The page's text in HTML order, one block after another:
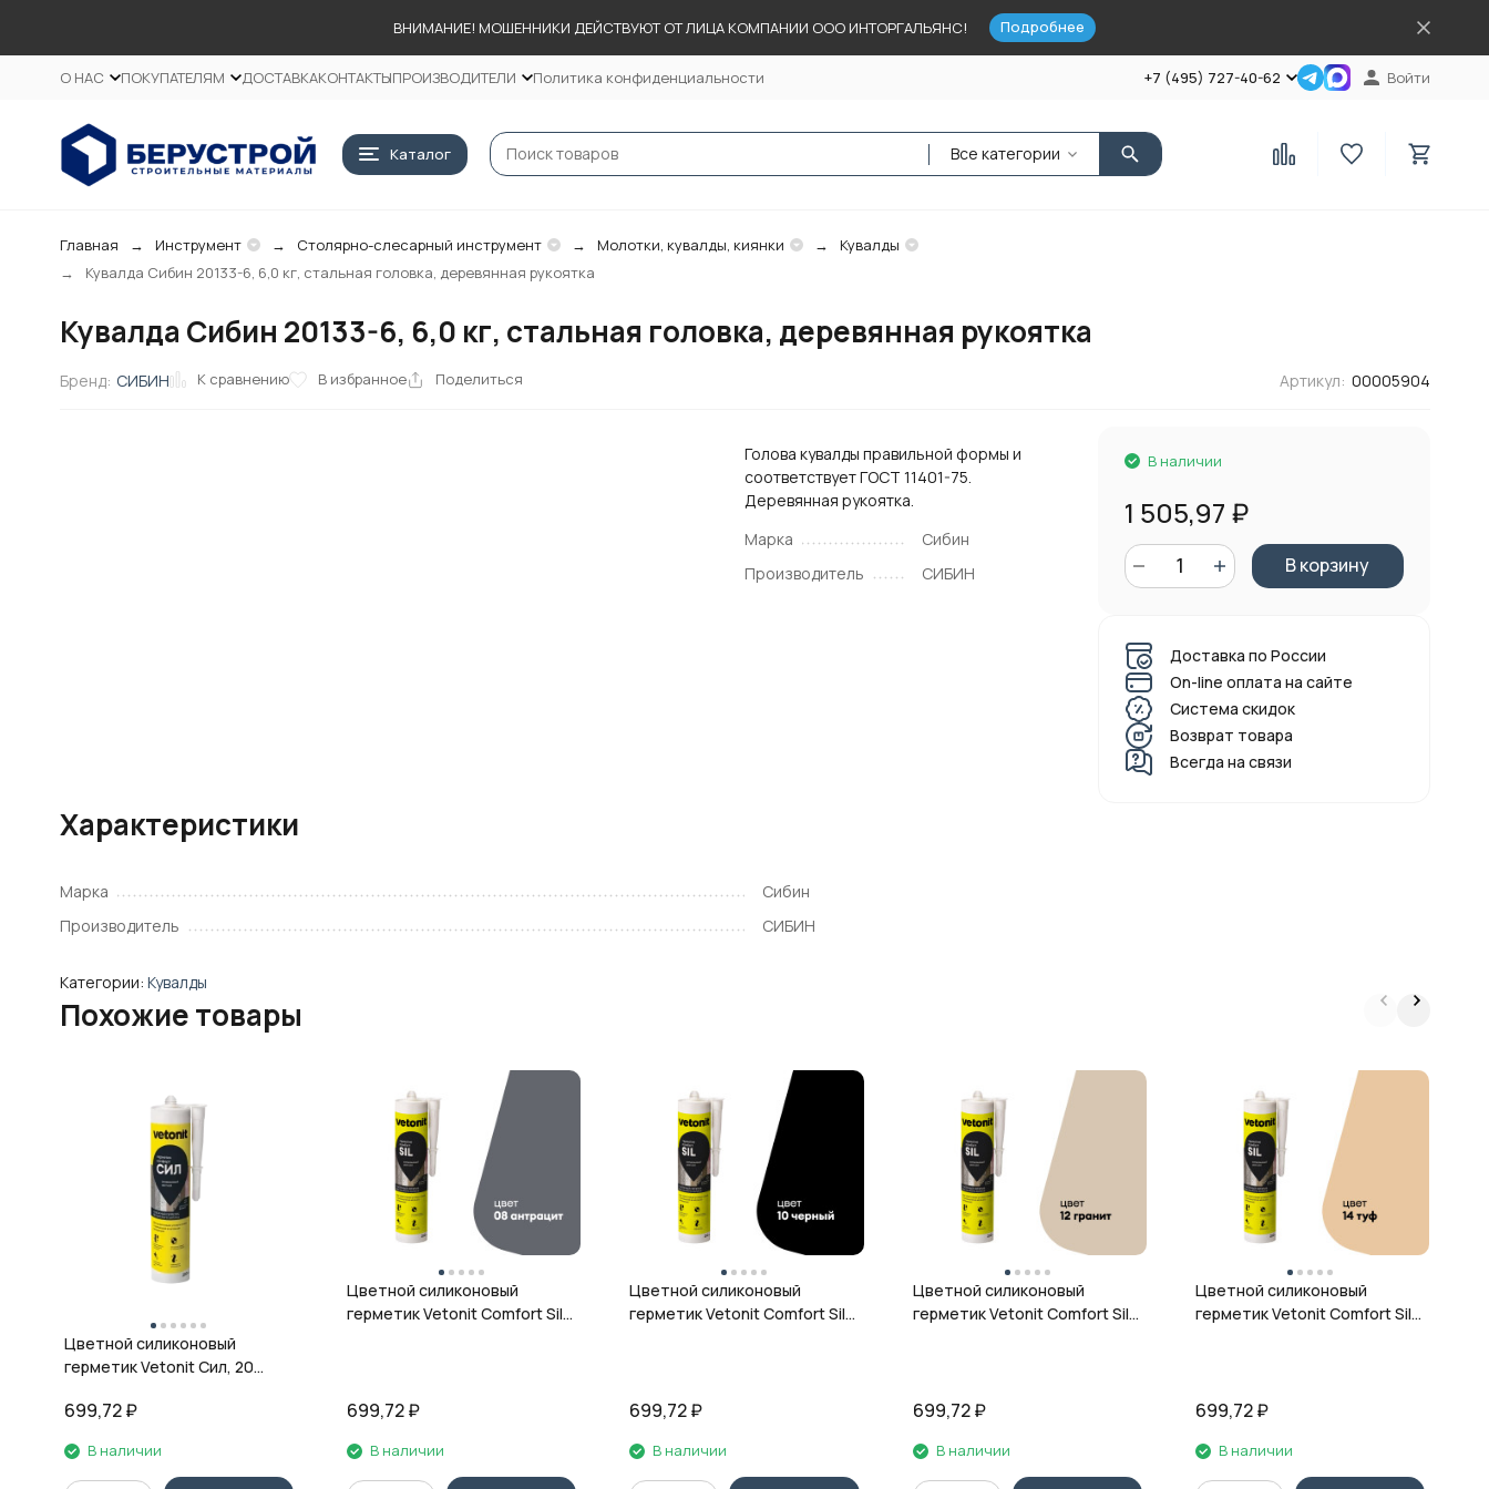
ВНИМАНИЕ! МОШЕННИКИ ДЕЙСТВУЮТ ОТ ЛИЦА КОМПАНИИ ООО ИНТОРГАЛЬЯНС! Подробнее
О НАС ПОКУПАТЕЛЯМ ДОСТАВКАКОНТАКТЫПРОИЗВОДИТЕЛИ Политика конфиденциальности +7 (495) 727-40-62 Войти
Каталог Все категории
Главная Инструмент Столярно-слесарный инструмент Молотки, кувалды, киянки
Кувалды
Кувалда Сибин 20133-6, 6,0 кг, стальная головка, деревянная рукоятка
Кувалда Сибин 20133-6, 6,0 кг, стальная головка, деревянная рукоятка
Бренд: СИБИН К сравнению В избранное Поделиться Артикул: 00005904
Голова кувалды правильной формы и
соответствует ГОСТ 11401-75.
Деревянная рукоятка.
Марка
Сибин
Производитель
СИБИН
В наличии
1 505,97 ₽
В корзину
Доставка по России
On-line оплата на сайте
Система скидок
Возврат товара
Всегда на связи
Характеристики
Марка
Сибин
Производитель
СИБИН
Категории: Кувалды
Похожие товары
Цветной силиконовый
герметик Vetonit Сил, 20
699,72 ₽
В наличии
Цветной силиконовый
герметик Vetonit Comfort Sil,
699,72₽
В наличии
Цветной силиконовый
герметик Vetonit Comfort Sil,
699,72₽
В наличии
Цветной силиконовый
герметик Vetonit Comfort Sil,
699,72₽
В наличии
Цветной силиконовый
герметик Vetonit Comfort Sil,
699,72₽
В наличии